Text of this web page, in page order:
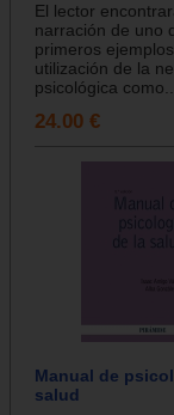
El lector
narración de uno
primeros
utilización de la
psicológica
24.00 €
Manual de
salud